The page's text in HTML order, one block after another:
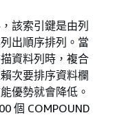
該索引鍵是由列
出順序排列。當
資料列時，複合
次要排序資料欄
優勢就會降低。
個 COMPOUND